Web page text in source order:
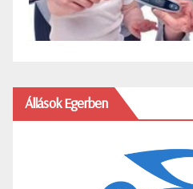
Állások Egerben